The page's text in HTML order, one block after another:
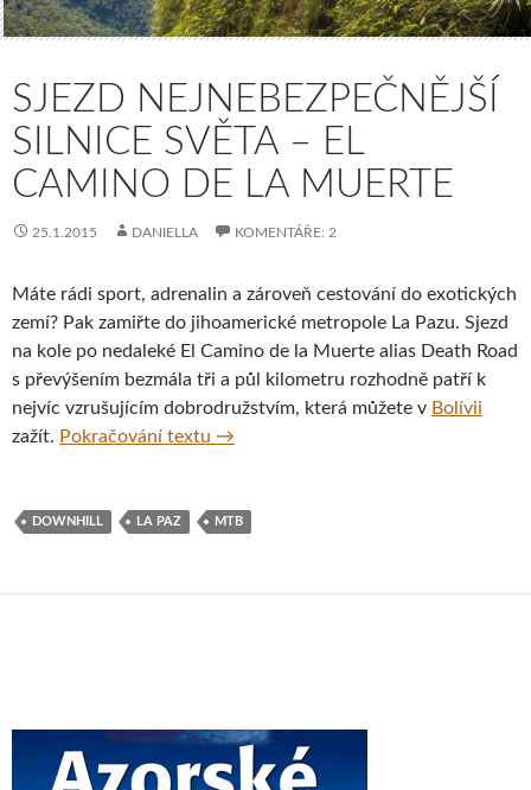
SJEZD NEJNEBEZPEČNĚJŠÍ
SILNICE SVĚTA – EL
CAMINO DE LA MUERTE
25.1.2015 DANIELLA KOMENTÁŘE: 2
Máte rádi sport, adrenalin a zároveň cestování do exotických
zemí? Pak zamiřte do jihoamerické metropole La Pazu. Sjezd
na kole po nedaleké El Camino de la Muerte alias Death Road
s převýšením bezmála tři a půl kilometru rozhodně patří k
nejvíc vzrušujícím dobrodružstvím, která můžete v Bolívii
zažít. Pokračování textu Sjezd nejnebezpečnější silnice světa
→
DOWNHILL LA PAZ MTB